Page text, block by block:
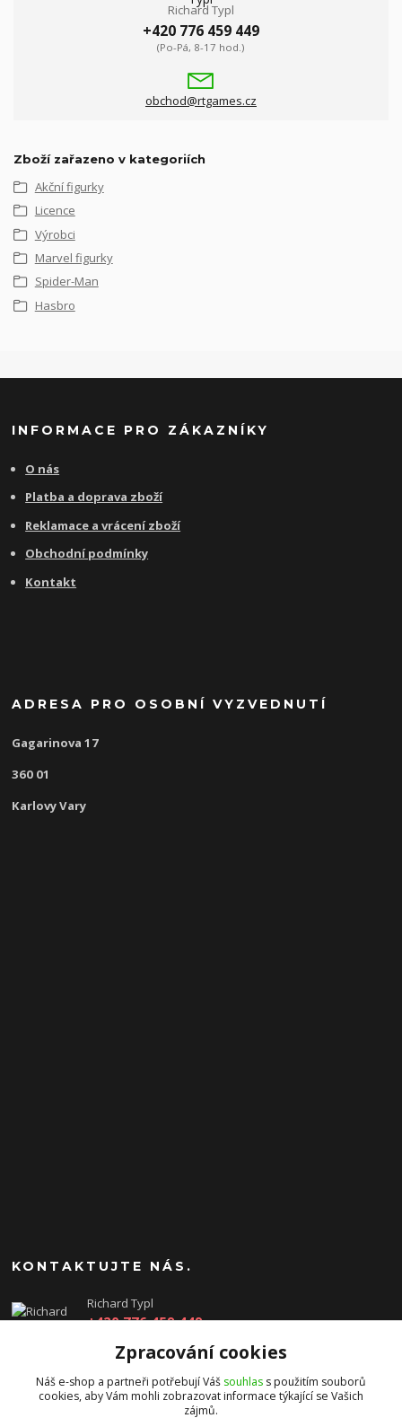
Richard Typl
+420 776 459 449
(Po-Pá, 8-17 hod.)
obchod@rtgames.cz
Zboží zařazeno v kategoriích
Akční figurky
Licence
Výrobci
Marvel figurky
Spider-Man
Hasbro
INFORMACE PRO ZÁKAZNÍKY
O nás
Platba a doprava zboží
Reklamace a vrácení zboží
Obchodní podmínky
Kontakt
ADRESA PRO OSOBNÍ VYZVEDNUTÍ
Gagarinova 17
360 01
Karlovy Vary
KONTAKTUJTE NÁS.
Richard Typl
+420 776 459 449
obchod@rtgames.cz
Zpracování cookies
Náš e-shop a partneři potřebují Váš souhlas s použitím souborů
cookies, aby Vám mohli zobrazovat informace týkající se Vašich
zájmů.